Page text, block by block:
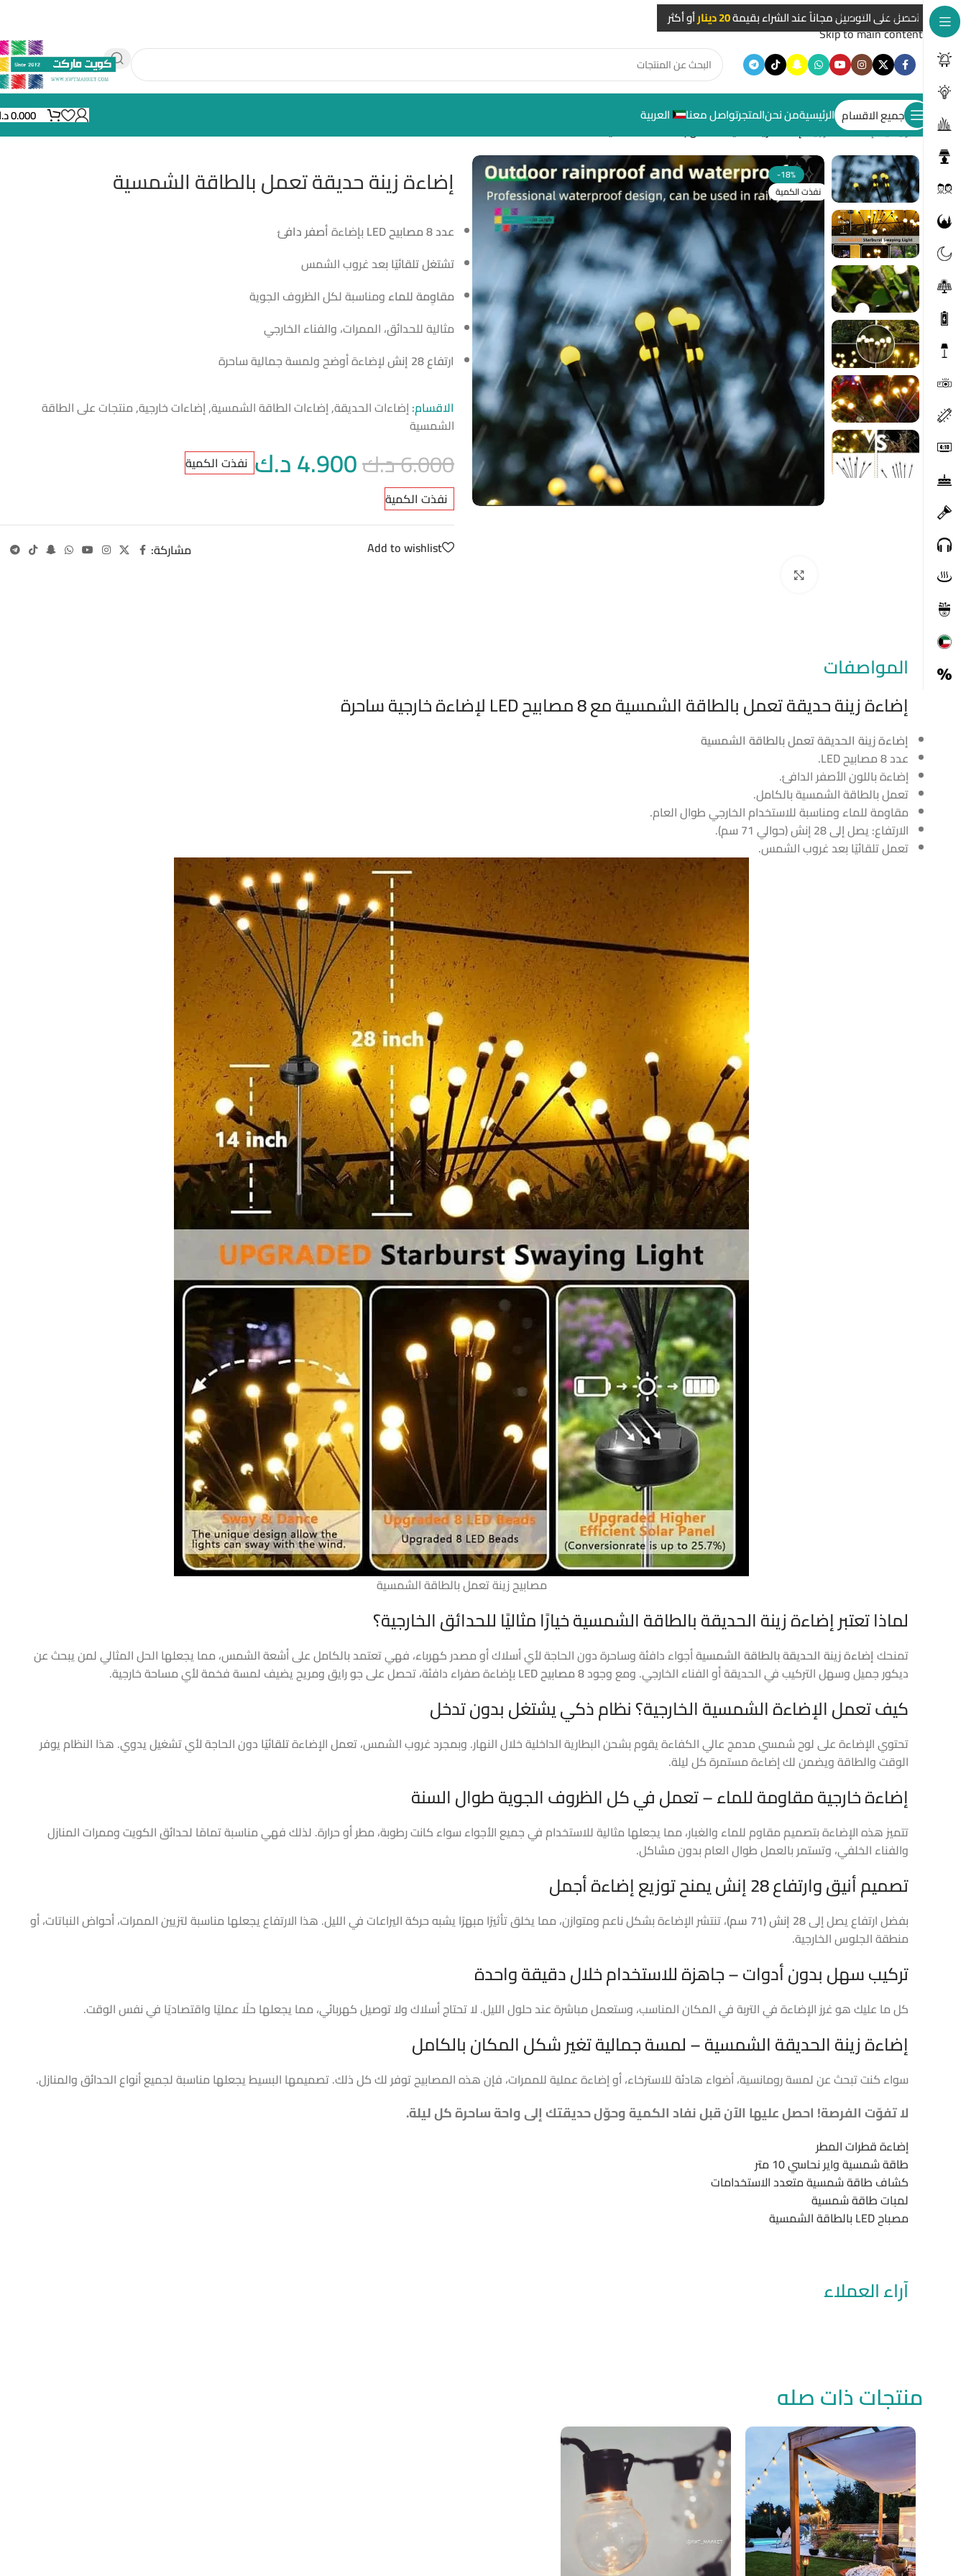
Skip to navigation
Skip to main content
احصل على التوصيل مجاناً عند الشراء بقيمة20 دينار أو أكثر
جميع الاقسام الرئيسيةمن نحنالمتجرتواصل معنا العربية 0.000
الرئيسية/إضاءات خارجية/إضاءة زينة حديقة تعمل بالطاقة الشمسية
-18%
نفذت الكمية
إضاءة زينة حديقة تعمل بالطاقة الشمسية
عدد 8 مصابيح LED بإضاءةأصفر دافئ
تشتغل تلقائيًا بعد غروب الشمس
مقاوِمة للماءومناسبة لكل الظروف الجوية
مثالية للحدائق، الممرات، والفناء الخارجي
ارتفاع 28 إنش
لإضاءة أوضح ولمسة جمالية ساحرة
الاقسام:إضاءات الحديقة,إضاءات الطاقة الشمسية,إضاءات خارجية,منتجات على الطاقة
الشمسية
6.000د.ك4.900د.ك نفذت الكمية
نفذت الكمية
Add to wishlist مشاركة:
المواصفات
إضاءة زينة حديقة تعمل بالطاقة الشمسية مع 8 مصابيح LED لإضاءة خارجية ساحرة
إضاءة زينة الحديقة تعمل بالطاقة الشمسية
عدد 8 مصابيح LED.
إضاءة باللون الأصفر الدافئ.
تعمل بالطاقة الشمسية بالكامل.
مقاومة للماء ومناسبة للاستخدام الخارجي طوال العام.
الارتفاع: يصل إلى 28 إنش (حوالي 71 سم).
تعمل تلقائيًا بعد غروب الشمس.
مصابيح زينة تعمل بالطاقة الشمسية
لماذا تعتبر إضاءة زينة الحديقة بالطاقة الشمسية خيارًا مثاليًا للحدائق الخارجية؟
تمنحكإضاءة زينة الحديقة بالطاقة الشمسيةأجواء دافئة وساحرة دون الحاجة لأي أسلاك أو مصدر كهرباء، فهي تعتمد بالكامل على أشعة الشمس، مما يجعلها الحل المثالي لمن يبحث عن
ديكور جميل وسهل التركيب في الحديقة أو الفناء الخارجي. ومع وجود8 مصابيح LED بإضاءة صفراء دافئة، تحصل على جو رايق ومريح يضيف لمسة فخمة لأي مساحة خارجية.
كيف تعمل الإضاءة الشمسية الخارجية؟ نظام ذكي يشتغل بدون تدخل
تحتوي الإضاءة على لوح شمسي مدمج عالي الكفاءة يقوم بشحن البطارية الداخلية خلال النهار. وبمجرد غروب الشمس، تعمل الإضاءةتلقائيًا دون الحاجة لأي تشغيل يدوي. هذا النظام يوفر
الوقت والطاقة ويضمن لك إضاءة مستمرة كل ليلة.
إضاءة خارجية مقاومة للماء – تعمل في كل الظروف الجوية طوال السنة
تتميز هذه الإضاءة بتصميم مقاوم للماء والغبار، مما يجعلها مثالية للاستخدام في جميع الأجواء سواء كانت رطوبة، مطر أو حرارة. لذلك فهي مناسبة تمامًا لحدائق الكويت وممرات المنازل
والفناء الخلفي، وتستمر بالعمل طوال العام بدون مشاكل.
تصميم أنيق وارتفاع 28 إنش يمنح توزيع إضاءة أجمل
بفضل ارتفاع يصل إلى28 إنش (71 سم)
، تنتشر الإضاءة بشكل ناعم ومتوازن، مما يخلق تأثيرًا مبهرًا يشبه حركة اليراعات في الليل. هذا الارتفاع يجعلها مناسبة لتزيين الممرات، أحواض النباتات، أو
منطقة الجلوس الخارجية.
تركيب سهل بدون أدوات – جاهزة للاستخدام خلال دقيقة واحدة
كل ما عليك هو غرز الإضاءة في التربة في المكان المناسب، وستعمل مباشرة عند حلول الليل. لا تحتاج أسلاك ولا توصيل كهربائي، مما يجعلها حلًا عمليًا واقتصاديًا في نفس الوقت.
إضاءة زينة الحديقة الشمسية – لمسة جمالية تغير شكل المكان بالكامل
سواء كنت تبحث عن لمسة رومانسية، أضواء هادئة للاسترخاء، أو إضاءة عملية للممرات، فإن هذه المصابيح توفر لك كل ذلك. تصميمها البسيط يجعلها مناسبة لجميع أنواع الحدائق والمنازل.
لا تفوّت الفرصة! احصل عليها الآن قبل نفاد الكمية وحوّل حديقتك إلى واحة ساحرة كل ليلة.
إضاءة قطرات المطر
طاقة شمسية واير نحاسي 10 متر
كشاف طاقة شمسية متعدد الاستخدامات
لمبات طاقة شمسية
مصباح LED بالطاقة الشمسية
آراء العملاء
منتجات ذات صله